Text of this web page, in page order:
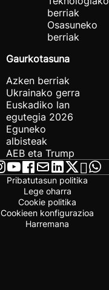
berriak
Osasuneko
berriak
Gaurkotasuna
Azken berriak
Ukrainako gerra
Euskadiko lan
egutegia 2026
Eguneko
albisteak
AEB eta Trump
Pribatutasun politika
Lege oharra
Cookie politika
Cookieen konfigurazioa
Harremana